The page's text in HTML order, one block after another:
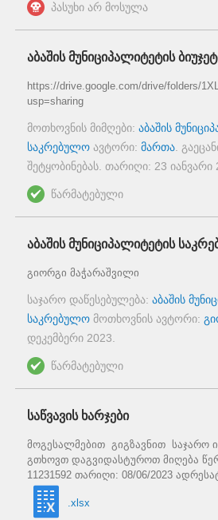
პასუხი არ მოსულა
აბაშის მუნიციპალიტეტის
https://drive.google.com/drive/folders/
usp=sharing
მოთხოვნის მიმღები: აბაშის
საკრებულო ავტორი: მართა .
შეტყობინებას. თარიღი: 23 იანვარი
წარმატებული
აბაშის მუნიციპალიტეტის
გიორგი მაჭარაშვილი
საჯარო დაწესებულება: აბაშის
საკრებულო მოთხოვნის ავტორი:
დეკემბერი 2023
წარმატებული
საწვავის ხარჯები
მოგესალმებით გიგზავნით საჯარო
გთხოვთ დაგვიდასტუროთ მიღება
11231592 თარიღი: 08/06/2023
.xlsx